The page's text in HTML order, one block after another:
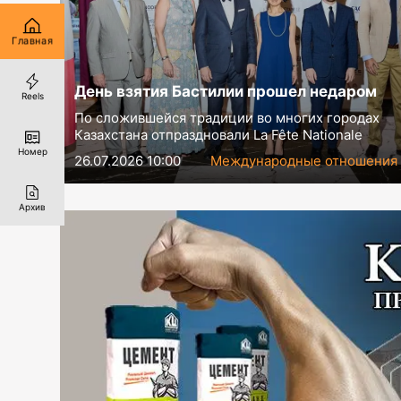
День взятия Бастилии прошел недаром
По сложившейся традиции во многих городах
Казахстана отпраздновали La Fête Nationale
26.07.2026 10:00
Международные отношения
Главная
Reels
Номер
Архив